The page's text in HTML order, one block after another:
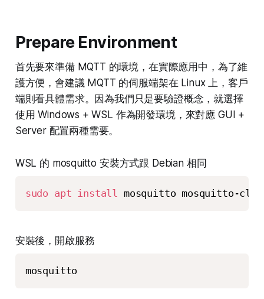
Prepare Environment
首先要來準備 MQTT 的環境，在實際應用中，為了維
護方便，會建議 MQTT 的伺服端架在 Linux 上，客戶
端則看具體需求。因為我們只是要驗證概念，就選擇
使用 Windows + WSL 作為開發環境，來對應 GUI +
Server 配置兩種需要。
WSL 的 mosquitto 安裝方式跟 Debian 相同
sudo apt install mosquitto mosquitto-
安裝後，開啟服務
mosquitto